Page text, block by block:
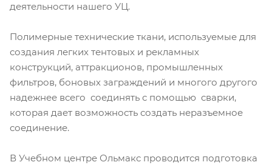
деятельности нашего УЦ.
Полимерные технические ткани, используемые для
создания легких тентовых и рекламных
конструкций, аттракционов, промышленных
фильтров, боновых заграждений и многого другого
надежнее всего соединять с помощью сварки,
которая дает возможность создать неразъемное
соединение.
В Учебном центре Ольмакс проводится подготовка